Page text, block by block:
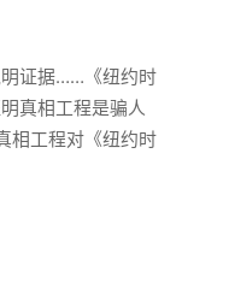
明证据……《纽约时
真相工程是骗人
相工程对《纽约时